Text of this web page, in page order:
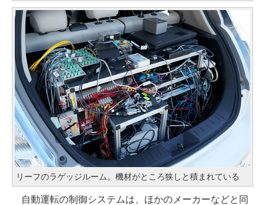
リーフのラゲッジルーム。機材がところ狭しと積まれている
自動運転の制御システムは、ほかのメーカーなどと同